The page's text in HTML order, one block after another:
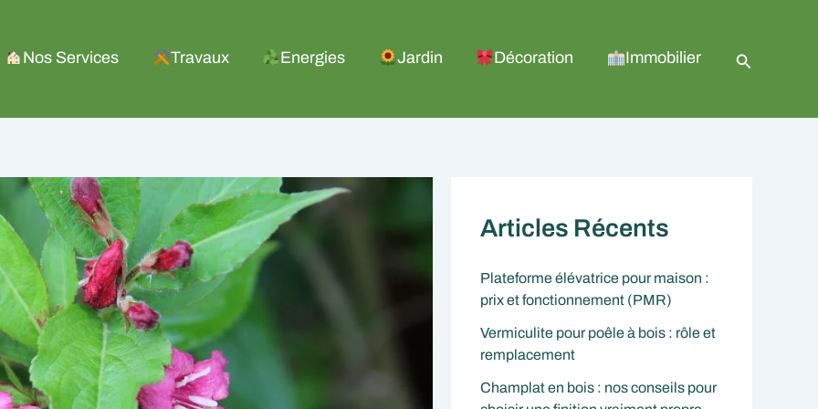
Nos Services Travaux Energies Jardin Décoration Immobilier
Articles Récents
Plateforme élévatrice pour maison :
prix et fonctionnement (PMR)
Vermiculite pour poêle à bois : rôle et
remplacement
Champlat en bois : nos conseils pour